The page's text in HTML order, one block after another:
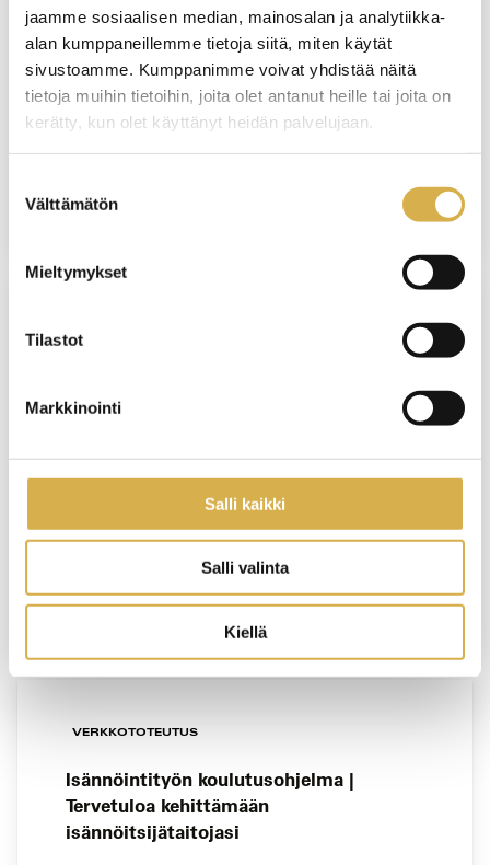
jaamme sosiaalisen median, mainosalan ja analytiikka-
alan kumppaneillemme tietoja siitä, miten käytät
sivustoamme. Kumppanimme voivat yhdistää näitä
tietoja muihin tietoihin, joita olet antanut heille tai joita on
kerätty, kun olet käyttänyt heidän palvelujaan.
valinta
Välttämätön
Mieltymykset
Tilastot
Markkinointi
Salli kaikki
Salli valinta
Kiellä
Hygieniapassikoulutus ja -testi
KOULUTUS ALKAA
9.12.2026
1.12.2026
ammatillisessa koulutuksessa |
KOULUTUS ALKAA
VIIMEINEN ILMOITTAUTUMISPÄIVÄ
4.12.2026
VERKKOTOTEUTUS
Isännöintityön koulutusohjelma |
Tervetuloa kehittämään
isännöitsijätaitojasi